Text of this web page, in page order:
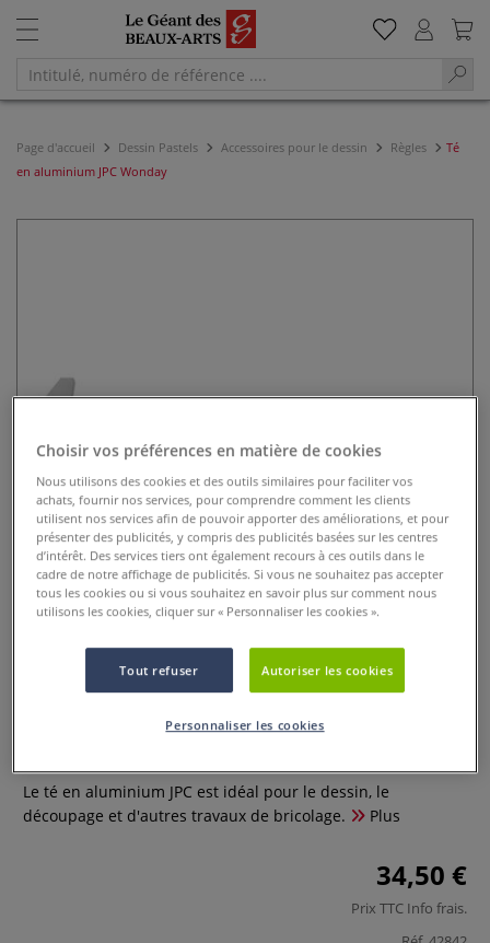
Page d'accueil Dessin Pastels Accessoires pour le dessin Règles
Té
en aluminium JPC Wonday
Té en aluminium JPC Wonday
Le té en aluminium JPC est idéal pour le dessin, le
découpage et d'autres travaux de bricolage.
Plus
34,50 €
Prix TTC Info frais.
Choisir vos préférences en matière de cookies
Nous utilisons des cookies et des outils similaires pour faciliter vos
achats, fournir nos services, pour comprendre comment les clients
utilisent nos services afin de pouvoir apporter des améliorations, et pour
présenter des publicités, y compris des publicités basées sur les centres
d’intérêt. Des services tiers ont également recours à ces outils dans le
cadre de notre affichage de publicités. Si vous ne souhaitez pas accepter
tous les cookies ou si vous souhaitez en savoir plus sur comment nous
utilisons les cookies, cliquer sur « Personnaliser les cookies ».
Tout refuser Autoriser les cookies
Personnaliser les cookies